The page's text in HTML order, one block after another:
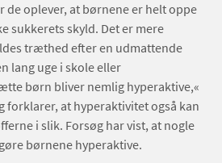
de oplever, at børnene er helt oppe
sukkerets skyld. Det er mere
træthed efter en udmattende
lang uge i skole eller
børn bliver nemlig hyperaktive,«
forklarer, at hyperaktivitet også kan
i slik. Forsøg har vist, at nogle
børnene hyperaktive.